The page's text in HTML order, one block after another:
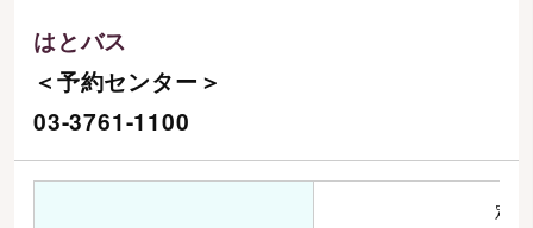
はとバス
＜予約センター＞
03-3761-1100
定